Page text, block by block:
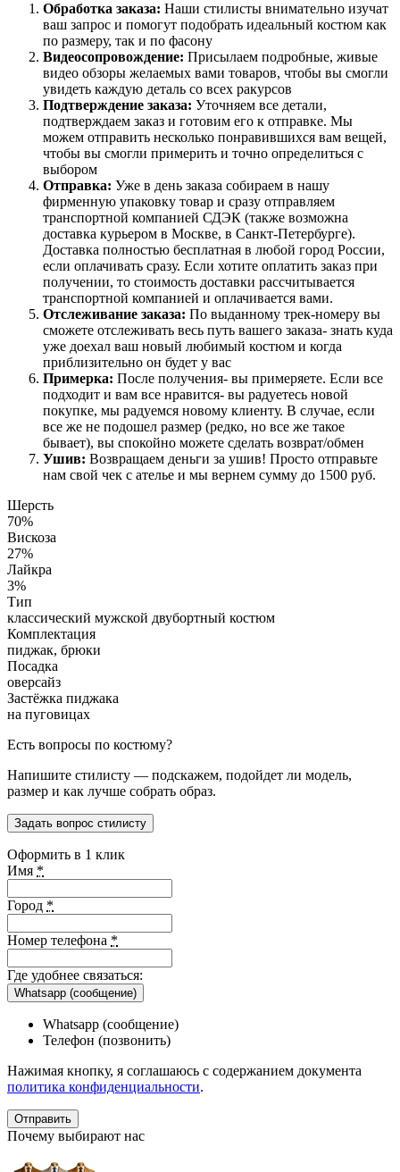
Обработка заказа: Наши стилисты внимательно изучат
ваш запрос и помогут подобрать идеальный костюм как
по размеру, так и по фасону
Видеосопровождение: Присылаем подробные, живые
видео обзоры желаемых вами товаров, чтобы вы смогли
увидеть каждую деталь со всех ракурсов
Подтверждение заказа: Уточняем все детали,
подтверждаем заказ и готовим его к отправке. Мы
можем отправить несколько понравившихся вам вещей,
чтобы вы смогли примерить и точно определиться с
выбором
Отправка: Уже в день заказа собираем в нашу
фирменную упаковку товар и сразу отправляем
транспортной компанией СДЭК (также возможна
доставка курьером в Москве, в Санкт-Петербурге).
Доставка полностью бесплатная в любой город России,
если оплачивать сразу. Если хотите оплатить заказ при
получении, то стоимость доставки рассчитывается
транспортной компанией и оплачивается вами.
Отслеживание заказа: По выданному трек-номеру вы
сможете отслеживать весь путь вашего заказа- знать куда
уже доехал ваш новый любимый костюм и когда
приблизительно он будет у вас
Примерка: После получения- вы примеряете. Если все
подходит и вам все нравится- вы радуетесь новой
покупке, мы радуемся новому клиенту. В случае, если
все же не подошел размер (редко, но все же такое
бывает), вы спокойно можете сделать возврат/обмен
Ушив: Возвращаем деньги за ушив! Просто отправьте
нам свой чек с ателье и мы вернем сумму до 1500 руб.
Шерсть
70%
Вискоза
27%
Лайкра
3%
Тип
классический мужской двубортный костюм
Комплектация
пиджак, брюки
Посадка
оверсайз
Застёжка пиджака
на пуговицах
Есть вопросы по костюму?
Напишите стилисту — подскажем, подойдет ли модель,
размер и как лучше собрать образ.
Задать вопрос стилисту
Оформить в 1 клик
Имя *
Город *
Номер телефона *
Где удобнее связаться:
Whatsapp (сообщение)
Whatsapp (сообщение)
Телефон (позвонить)
Нажимая кнопку, я соглашаюсь с содержанием документа
политика конфиденциальности.
Почему выбирают нас